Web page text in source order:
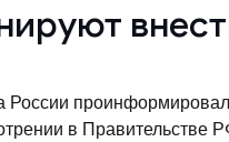
России
в Правительстве